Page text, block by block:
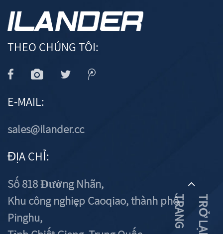
THEO CHÚNG TÔI:
E-MAIL:
sales@ilander.cc
ĐỊA CHỈ:
Số 818 Đường Nhãn,
Khu công nghiệp Caoqiao, thành phố
Pinghu,
G